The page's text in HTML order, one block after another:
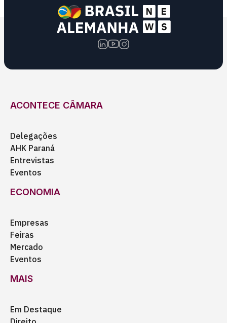
ACONTECE CÂMARA
Delegações
AHK Paraná
Entrevistas
Eventos
ECONOMIA
Empresas
Feiras
Mercado
Eventos
MAIS
Em Destaque